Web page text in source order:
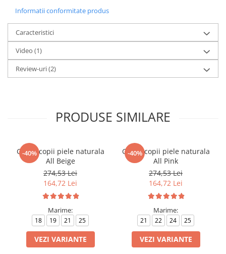
Informatii conformitate produs
Caracteristici
Video (1)
Review-uri(2)
PRODUSE SIMILARE
-40%
Ghete copii piele naturala
All Beige
274,53 Lei
164,72 Lei
Marime:
18 19 21 25
VEZI VARIANTE
-40%
Ghete copii piele naturala
All Pink
274,53 Lei
164,72 Lei
Marime:
21 22 24 25
VEZI VARIANTE